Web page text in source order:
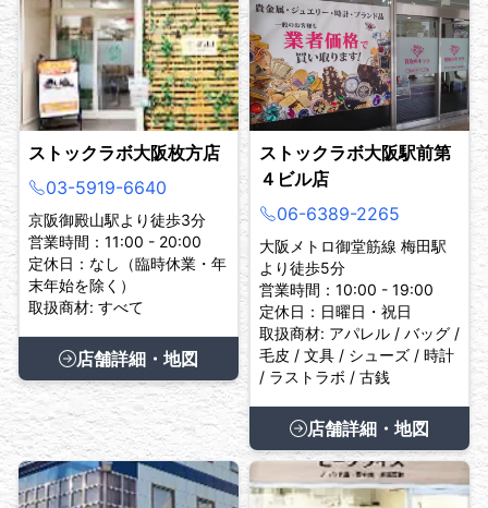
ストックラボ大阪枚方店
03-5919-6640
京阪御殿山駅より徒歩3分
営業時間：11:00 - 20:00
定休日：なし（臨時休業・年
末年始を除く）
取扱商材: すべて
店舗詳細・地図
ストックラボ大阪駅前第
４ビル店
06-6389-2265
大阪メトロ御堂筋線 梅田駅
より徒歩5分
営業時間：10:00 - 19:00
定休日：日曜日・祝日
取扱商材: アパレル / バッグ /
毛皮 / 文具 / シューズ / 時計
/ ラストラボ / 古銭
店舗詳細・地図